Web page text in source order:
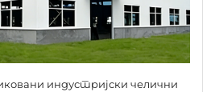
индустријски челични